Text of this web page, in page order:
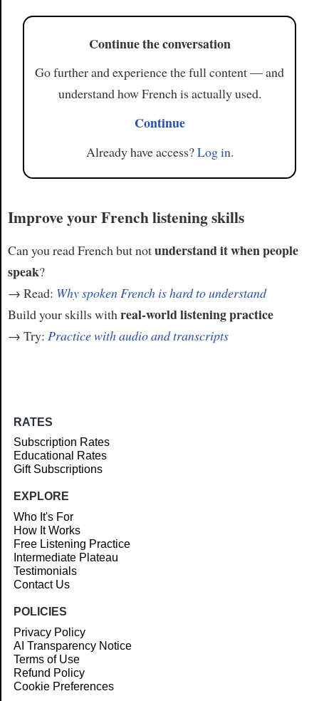
Continue the conversation
Go further and experience the full content — and
understand how French is actually used.
Continue
Already have access?Log in.
Improve your French listening skills
Can you read French but notunderstand it when people
speak?
→ Read: Why spoken French is hard to understand
Build your skills withreal-world listening practice
→ Try: Practice with audio and transcripts
RATES
Subscription Rates
Educational Rates
Gift Subscriptions
EXPLORE
Who It's For
How It Works
Free Listening Practice
Intermediate Plateau
Testimonials
Contact Us
POLICIES
Privacy Policy
AI Transparency Notice
Terms of Use
Refund Policy
Cookie Preferences